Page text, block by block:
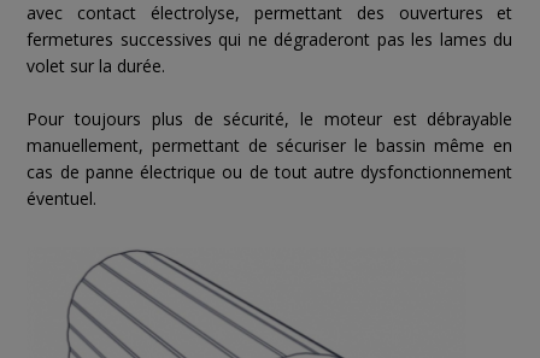
avec contact électrolyse, permettant des ouvertures et
fermetures successives qui ne dégraderont pas les lames du
volet sur la durée.
Pour toujours plus de sécurité, le moteur est débrayable
manuellement, permettant de sécuriser le bassin même en
cas de panne électrique ou de tout autre dysfonctionnement
éventuel.